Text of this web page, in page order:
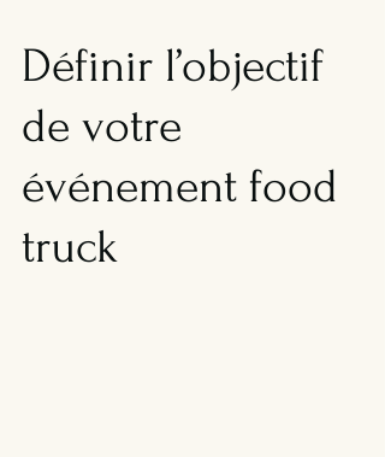
Définir l’objectif
de votre
événement food
truck